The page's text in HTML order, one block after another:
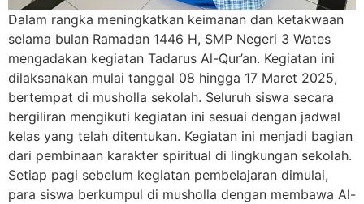
Dalam rangka meningkatkan keimanan dan ketakwaan
selama bulan Ramadan 1446 H, SMP Negeri 3 Wates
mengadakan kegiatan Tadarus Al-Qur’an. Kegiatan ini
dilaksanakan mulai tanggal 08 hingga 17 Maret 2025,
bertempat di musholla sekolah. Seluruh siswa secara
bergiliran mengikuti kegiatan ini sesuai dengan jadwal
kelas yang telah ditentukan. Kegiatan ini menjadi bagian
dari pembinaan karakter spiritual di lingkungan sekolah.
Setiap pagi sebelum kegiatan pembelajaran dimulai,
para siswa berkumpul di musholla dengan membawa Al-